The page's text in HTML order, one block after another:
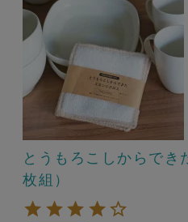
とうもろこしからでき
枚組）